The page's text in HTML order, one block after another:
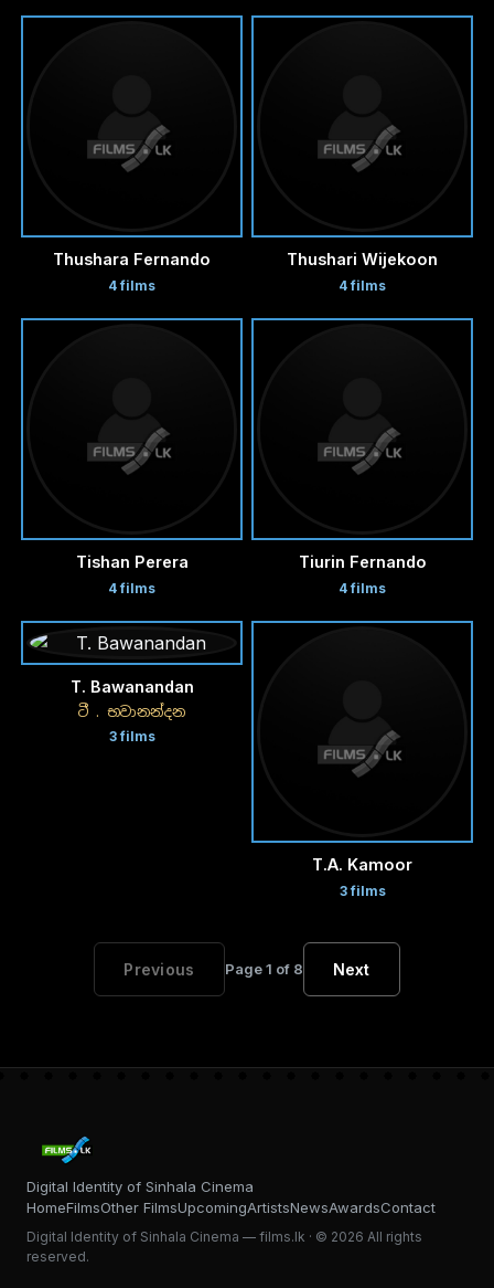
Thushara Fernando
4 films
Thushari Wijekoon
4 films
Tishan Perera
4 films
Tiurin Fernando
4 films
T. Bawanandan
ටී . භවානන්දන
3 films
T.A. Kamoor
3 films
Previous Page 1 of 8 Next
Digital Identity of Sinhala Cinema
HomeFilmsOther FilmsUpcomingArtistsNewsAwardsContact
Digital Identity of Sinhala Cinema — films.lk · © 2026 All rights
reserved.